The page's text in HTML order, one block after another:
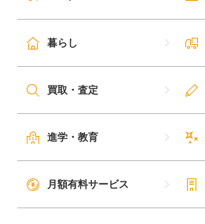
暮らし
買取・査定
進学・教育
月額有料サービス